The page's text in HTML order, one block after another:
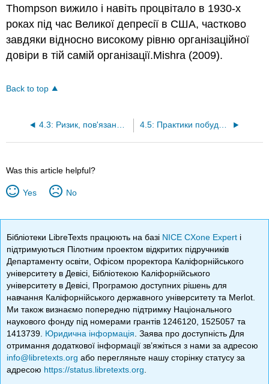
Thompson вижило і навіть процвітало в 1930-х
роках під час Великої депресії в США, частково
завдяки відносно високому рівню організаційної
довіри в тій самій організації.Mishra (2009).
Back to top
4.3: Ризик, пов'язаний з довірою іншим 4.5: Практики побудови виміру довірливих послідовників
Was this article helpful?
Yes No
Бібліотеки LibreTexts працюють на базі NICE CXone Expert і
підтримуються Пілотним проектом відкритих підручників
Департаменту освіти, Офісом проректора Каліфорнійського
університету в Девісі, Бібліотекою Каліфорнійського
університету в Девісі, Програмою доступних рішень для
навчання Каліфорнійського державного університету та Merlot.
Ми також визнаємо попередню підтримку Національного
наукового фонду під номерами грантів 1246120, 1525057 та
1413739. Юридична інформація . Заява про доступність Для
отримання додаткової інформації зв’яжіться з нами за адресою
info@libretexts.org або перегляньте нашу сторінку статусу за
адресою https://status.libretexts.org